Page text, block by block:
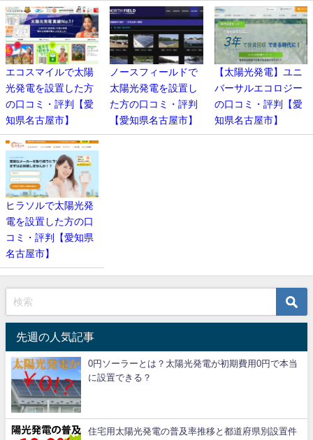
エコスマイルで太陽
光発電を設置した方
の口コミ・評判【愛
知県名古屋市】
ノースフィールドで
太陽光発電を設置し
た方の口コミ・評判
【愛知県名古屋市】
【太陽光発電】ユニ
バーサルエコロジー
の口コミ・評判【愛
知県名古屋市】
ヒラソルで太陽光発
電を設置した方の口
コミ・評判【愛知県
名古屋市】
先週の人気記事
0円ソーラーとは？太陽光発電が初期費用0円で本当
に設置できる？
住宅用太陽光発電の普及率推移と都道府県別設置件